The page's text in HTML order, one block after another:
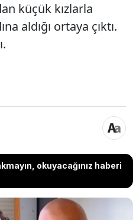
küçük kızlarla
aldığı ortaya çıktı.
okuyacağınız haberi